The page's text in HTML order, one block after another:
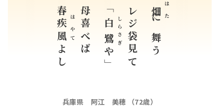
畑 はた
に舞う
レジ袋見て
「
白 しら
鷺 さぎ
や」
母喜べば
春
疾風はやて
よし
兵庫県 阿江 美穂 （72歳）